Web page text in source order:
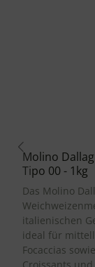
Molino
Tipo 00 - 1kg
Das Molino
italienischen
ideal für
Focaccias